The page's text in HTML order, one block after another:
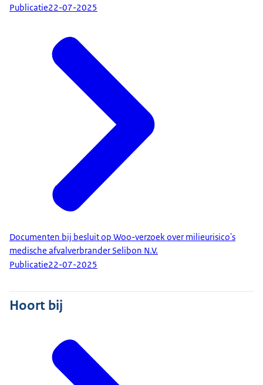
Publicatie22-07-2025
Documenten bij besluit op Woo-verzoek over milieurisico's
medische afvalverbrander Selibon N.V.
Publicatie22-07-2025
Hoort bij